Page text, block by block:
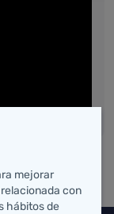
mejorar
con
hábitos de